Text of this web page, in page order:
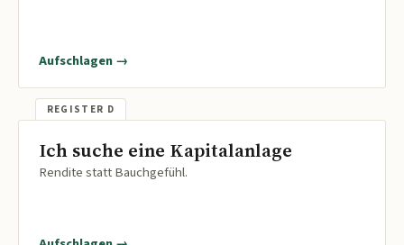
Aufschlagen →
Ich suche eine Kapitalanlage
Rendite statt Bauchgefühl.